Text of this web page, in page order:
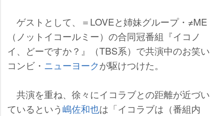
ゲストとして、＝LOVEと姉妹グループ・≠ME
（ノットイコールミー）の合同冠番組『イコノ
イ、どーですか？』（TBS系）で共演中のお笑い
コンビ・ ニューヨークが駆けつけた。
共演を重ね、徐々にイコラブとの距離が近づい
ているという嶋佐和也は「イコラブは（番組内